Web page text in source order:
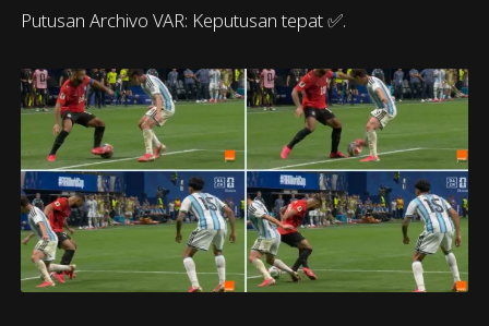
Putusan Archivo VAR: Keputusan tepat ✅.